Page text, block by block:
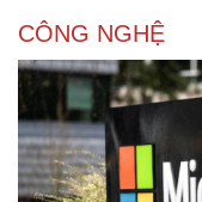
CÔNG NGHỆ